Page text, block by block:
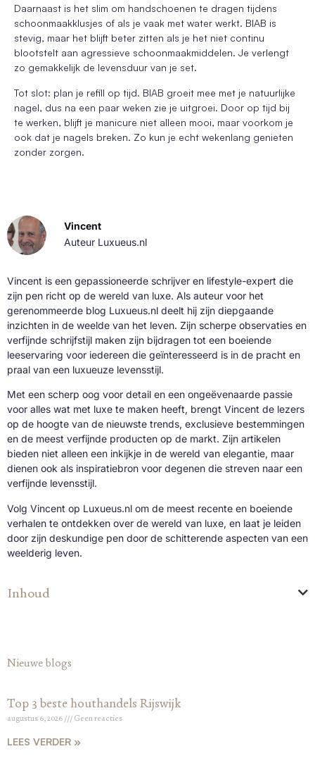
Daarnaast is het slim om handschoenen te dragen tijdens
schoonmaakklusjes of als je vaak met water werkt. BIAB is
stevig, maar het blijft beter zitten als je het niet continu
blootstelt aan agressieve schoonmaakmiddelen. Je verlengt
zo gemakkelijk de levensduur van je set.
Tot slot: plan je refill op tijd. BIAB groeit mee met je natuurlijke
nagel, dus na een paar weken zie je uitgroei. Door op tijd bij
te werken, blijft je manicure niet alleen mooi, maar voorkom je
ook dat je nagels breken. Zo kun je echt wekenlang genieten
zonder zorgen.
Vincent
Auteur Luxueus.nl
Vincent is een gepassioneerde schrijver en lifestyle-expert die
zijn pen richt op de wereld van luxe. Als auteur voor het
gerenommeerde blog Luxueus.nl deelt hij zijn diepgaande
inzichten in de weelde van het leven. Zijn scherpe observaties en
verfijnde schrijfstijl maken zijn bijdragen tot een boeiende
leeservaring voor iedereen die geïnteresseerd is in de pracht en
praal van een luxueuze levensstijl.
Met een scherp oog voor detail en een ongeëvenaarde passie
voor alles wat met luxe te maken heeft, brengt Vincent de lezers
op de hoogte van de nieuwste trends, exclusieve bestemmingen
en de meest verfijnde producten op de markt. Zijn artikelen
bieden niet alleen een inkijkje in de wereld van elegantie, maar
dienen ook als inspiratiebron voor degenen die streven naar een
verfijnde levensstijl.
Volg Vincent op Luxueus.nl om de meest recente en boeiende
verhalen te ontdekken over de wereld van luxe, en laat je leiden
door zijn deskundige pen door de schitterende aspecten van een
weelderig leven.
Inhoud
Nieuwe blogs
Top 3 beste houthandels Rijswijk
augustus 6, 2026 Geen reacties
LEES VERDER »